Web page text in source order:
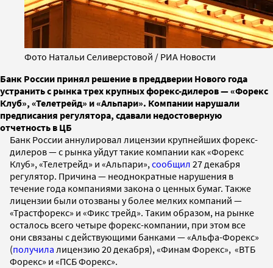
Фото Натальи Селиверстовой / РИА Новости
Банк России принял решение в преддверии Нового года
устранить с рынка трех крупных форекс-дилеров — «Форекс
Клуб», «Телетрейд» и «Альпари». Компании нарушали
предписания регулятора, сдавали недостоверную
отчетность в ЦБ
Банк России аннулировал лицензии крупнейших форекс-
дилеров — с рынка уйдут такие компании как «Форекс
Клуб», «Телетрейд» и «Альпари», сообщил 27 декабря
регулятор. Причина — неоднократные нарушения в
течение года компаниями закона о ценных бумаг. Также
лицензии были отозваны у более мелких компаний —
«Трастфорекс» и «Фикс трейд». Таким образом, на рынке
осталось всего четыре форекс-компании, при этом все
они связаны с действующими банками — «Альфа-Форекс»
(получила лицензию 20 декабря), «Финам Форекс», «ВТБ
Форекс» и «ПСБ Форекс».